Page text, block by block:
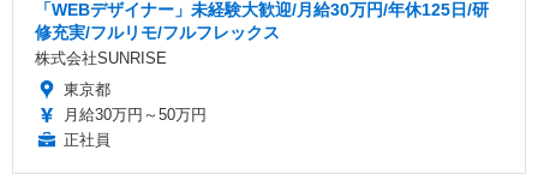
「WEBデザイナー」未経験大歓迎/月給30万円/年休125日/研
修充実/フルリモ/フルフレックス
株式会社SUNRISE
東京都
月給30万円～50万円
正社員